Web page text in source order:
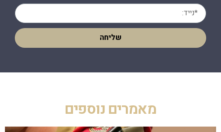
שליחה
מאמרים נוספים